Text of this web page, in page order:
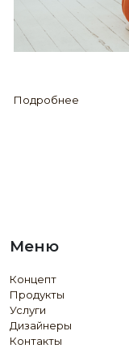
Подробнее
Меню
Концепт
Продукты
Услуги
Дизайнеры
Контакты